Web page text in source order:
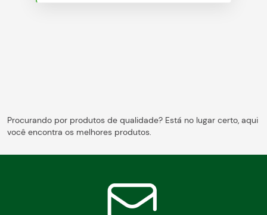
Procurando por produtos de qualidade? Está no lugar certo, aqui
você encontra os melhores produtos.